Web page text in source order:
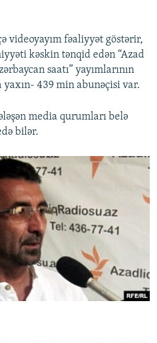
videoyayım fəaliyyət göstərir,
kəskin tənqid edən “Azad
saatı” yayımlarının
439 min abunəçisi var.
media qurumları belə
bilər.